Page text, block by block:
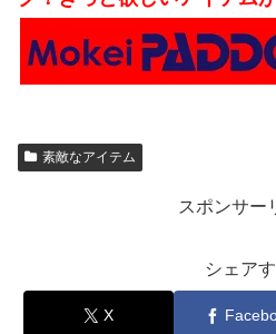
素敵なアイテム
スポンサー
シェア
X